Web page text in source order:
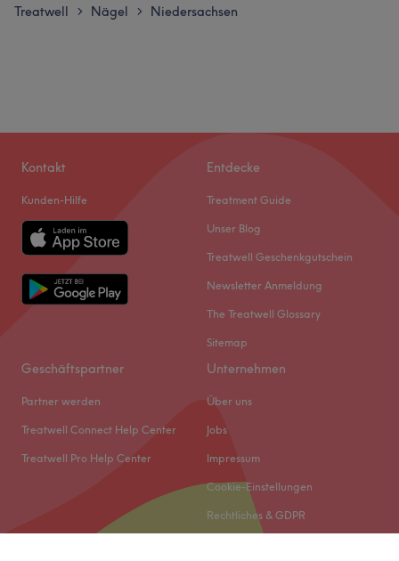
Treatwell > Nägel > Niedersachsen
Kontakt
Kunden-Hilfe
Entdecke
Treatment Guide
Unser Blog
Treatwell Geschenkgutschein
Newsletter Anmeldung
The Treatwell Glossary
Sitemap
Geschäftspartner
Partner werden
Treatwell Connect Help Center
Treatwell Pro Help Center
Unternehmen
Über uns
Jobs
Impressum
Cookie-Einstellungen
Rechtliches & GDPR